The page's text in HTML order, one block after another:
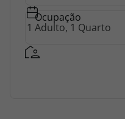
Ocupação